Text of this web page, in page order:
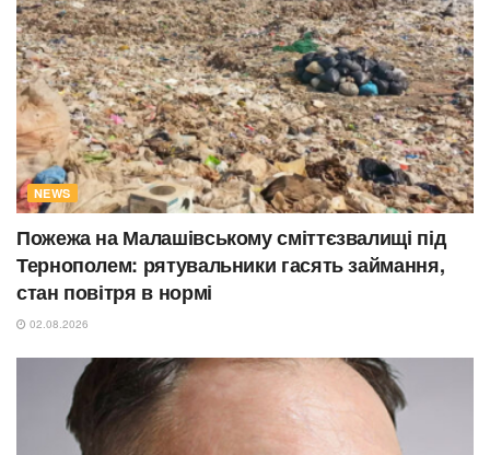
NEWS
Пожежа на Малашівському сміттєзвалищі під
Тернополем: рятувальники гасять займання,
стан повітря в нормі
02.08.2026